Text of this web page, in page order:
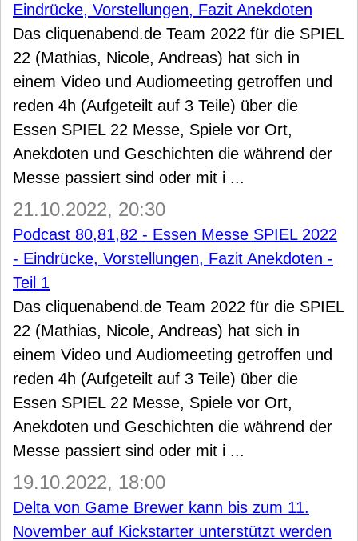
Eindrücke, Vorstellungen, Fazit Anekdoten
Das cliquenabend.de Team 2022 für die SPIEL
22 (Mathias, Nicole, Andreas) hat sich in
einem Video und Audiomeeting getroffen und
reden 4h (Aufgeteilt auf 3 Teile) über die
Essen SPIEL 22 Messe, Spiele vor Ort,
Anekdoten und Geschichten die während der
Messe passiert sind oder mit i ...
21.10.2022, 20:30
Podcast 80,81,82 - Essen Messe SPIEL 2022
- Eindrücke, Vorstellungen, Fazit Anekdoten -
Teil 1
Das cliquenabend.de Team 2022 für die SPIEL
22 (Mathias, Nicole, Andreas) hat sich in
einem Video und Audiomeeting getroffen und
reden 4h (Aufgeteilt auf 3 Teile) über die
Essen SPIEL 22 Messe, Spiele vor Ort,
Anekdoten und Geschichten die während der
Messe passiert sind oder mit i ...
19.10.2022, 18:00
Delta von Game Brewer kann bis zum 11.
November auf Kickstarter unterstützt werden